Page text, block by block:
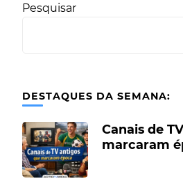
Pesquisar
DESTAQUES DA SEMANA:
Canais de
marcaram